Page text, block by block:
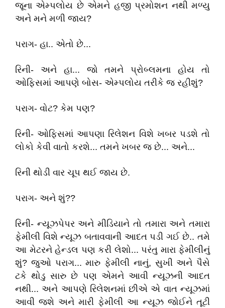
જૂના એમ્પલોય છે એમને હજી પ્રમોશન નથી મળ્યુ
અને મને મળી જાય?
પરાગ- હા.. એતો છે...
રિની- અને હા... જો તમને પ્રોબ્લમના હોય તો
ઓફિસમાં આપણે બોસ- એમ્પલોય તરીકે જ રહીશું?
પરાગ- વોટ? કેમ પણ?
રિની- ઓફિસમાં આપણા રિલેશન વિશે ખબર પડશે તો
લોકો કેવી વાતો કરશે... તમને ખબર જ છે... અને...
રિની થોડી વાર ચૂપ થઈ જાય છે.
પરાગ- અને શું??
રિની- ન્યૂઝપેપર અને મીડિયાને તો તમારા અને તમારા
ફેમીલી વિશે ન્યૂઝ બતાવવાની આદત પડી ગઈ છે.. તમે
આ મેટરને હેન્ડલ પણ કરી લેશો... પરંતુ મારા ફેમીલીનું
શું? જુઓ પરાગ... મારુ ફેમીલી નાનું, સુખી અને પૈસે
ટકે થોડુ સારુ છે પણ એમને આવી ન્યૂઝની આદત
નથી... અને આપણે રિલેશનમાં છીએ એ વાત ન્યૂઝમાં
આવી જશે અને મારી ફેમીલી આ ન્યૂઝ જોઈને તૂટી